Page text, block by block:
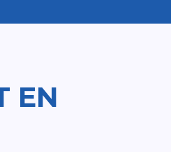
EN